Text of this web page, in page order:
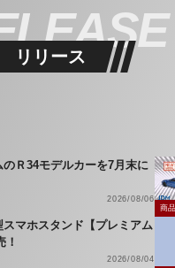
リリース
Ｒ34モデルカーを7月末に
2026/08/06
商
マホスタンド【プレミアム
！
2026/08/04